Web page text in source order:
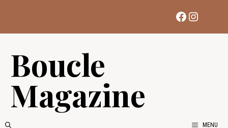
contenu
Facebook
Boucle
Magazine
MENU